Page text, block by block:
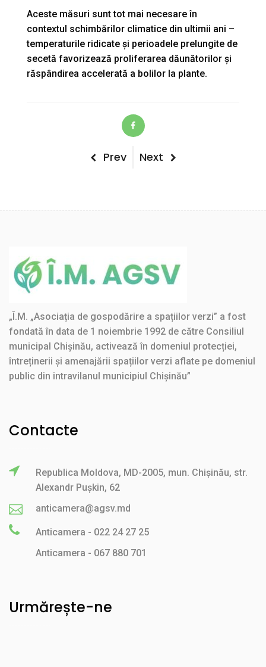
Aceste măsuri sunt tot mai necesare în
contextul schimbărilor climatice din ultimii ani –
temperaturile ridicate și perioadele prelungite de
secetă favorizează proliferarea dăunătorilor și
răspândirea accelerată a bolilor la plante.
Previous
Prev
Next
Next
„Î.M. „Asociația de gospodărire a spațiilor verzi” a fost
fondată în data de 1 noiembrie 1992 de către Consiliul
municipal Chișinău, activează în domeniul protecției,
întreținerii și amenajării spațiilor verzi aflate pe domeniul
public din intravilanul municipiul Chișinău”
Contacte
Republica Moldova, MD-2005, mun. Chișinău, str.
Alexandr Pușkin, 62
anticamera@agsv.md
Anticamera - 022 24 27 25
Anticamera - 067 880 701
Urmărește-ne